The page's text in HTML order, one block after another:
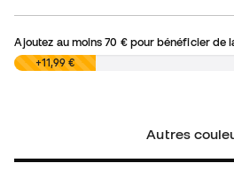
Ajoutez au moins70 €pour bénéficier de
0,00 €+11,99 €
Autres